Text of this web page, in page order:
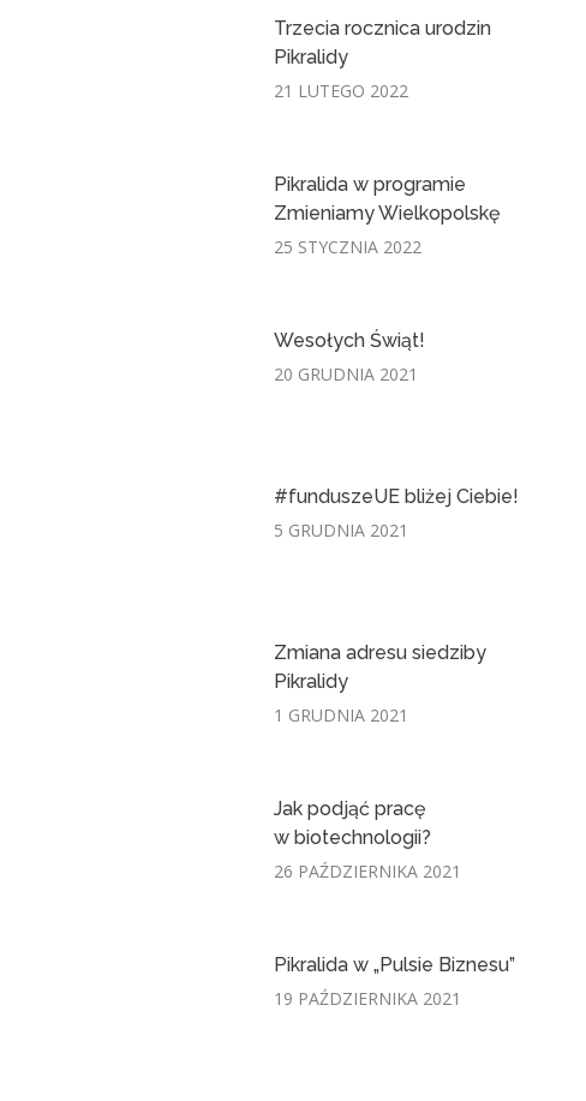
Trzecia rocznica urodzin
Pikralidy
21 LUTEGO 2022
Pikralida w programie
Zmieniamy Wielkopolskę
25 STYCZNIA 2022
Wesołych Świąt!
20 GRUDNIA 2021
#funduszeUE bliżej Ciebie!
5 GRUDNIA 2021
Zmiana adresu siedziby
Pikralidy
1 GRUDNIA 2021
Jak podjąć pracę
w biotechnologii?
26 PAŹDZIERNIKA 2021
Pikralida w „Pulsie Biznesu”
19 PAŹDZIERNIKA 2021